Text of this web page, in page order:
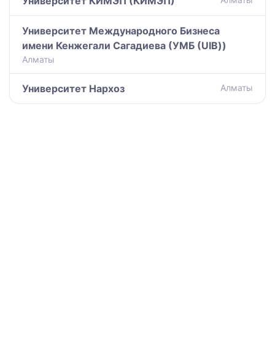
Университет Международного Бизнеса
имени Кенжегали Сагадиева (УМБ (UIB))
Алматы
Университет Нархоз Алматы